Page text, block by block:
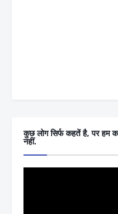
कुछ लोग सिर्फ कहतें है, पर हम
नहीं.